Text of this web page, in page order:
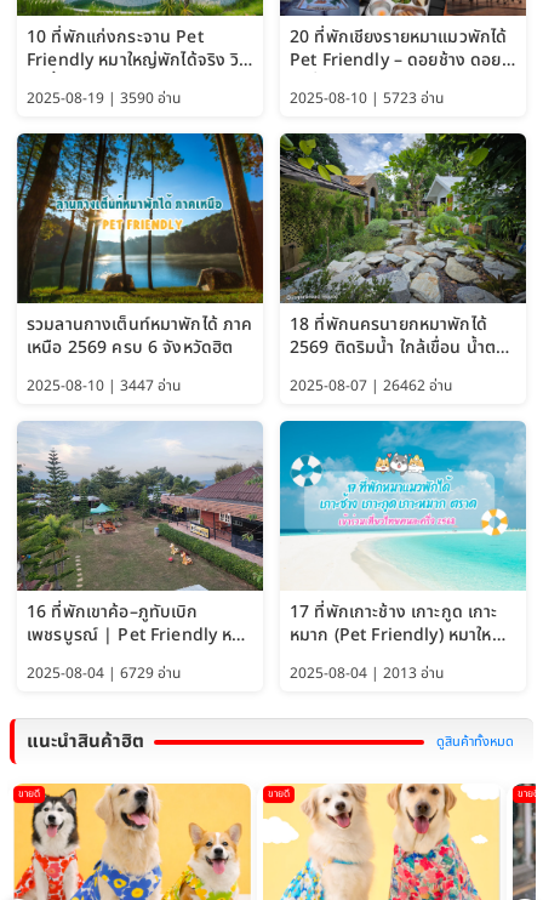
10 ที่พักแก่งกระจาน Pet
Friendly หมาใหญ่พักได้จริง วิว
2025-08-19 | 3590 อ่าน
20 ที่พักเชียงรายหมาแมวพักได้
Pet Friendly – ดอยช้าง ดอย
2025-08-10 | 5723 อ่าน
รวมลานกางเต็นท์หมาพักได้ ภาค
เหนือ 2569 ครบ 6 จังหวัดฮิต
2025-08-10 | 3447 อ่าน
18 ที่พักนครนายกหมาพักได้
2569 ติดริมน้ำ ใกล้เขื่อน น้ำตก
ได้
2025-08-07 | 26462 อ่าน
16 ที่พักเขาค้อ–ภูทับเบิก
เพชรบูรณ์ | Pet Friendly หมา
ใหญ่พักได้ อัพเดท 2569
2025-08-04 | 6729 อ่าน
17 ที่พักเกาะช้าง เกาะกูด เกาะ
หมาก (Pet Friendly) หมาใหญ่
พักได้ อัปเดต 2569
2025-08-04 | 2013 อ่าน
แนะนำสินค้าฮิต ดูสินค้าทั้งหมด
ขายดี ขายดี ขายดี